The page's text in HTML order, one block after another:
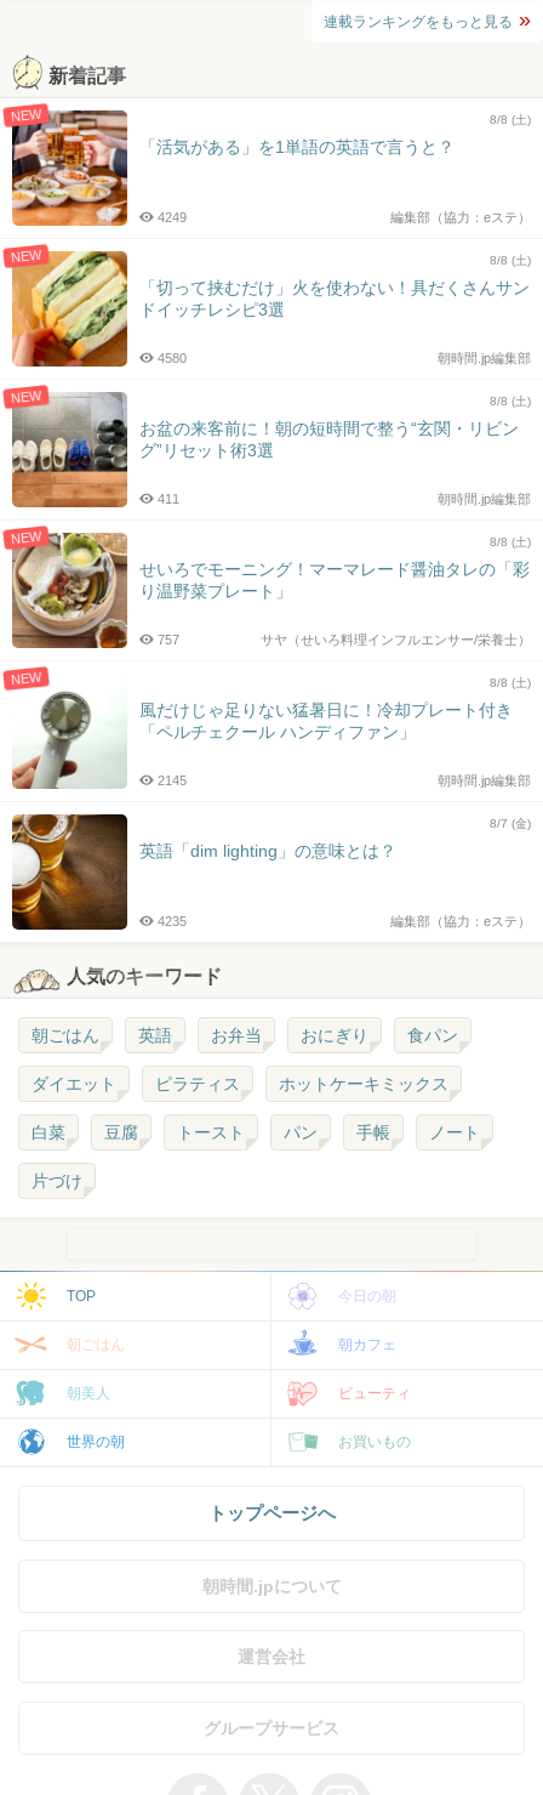
連載ランキングをもっと見る
新着記事
NEW 8/8 (土)
「活気がある」を1単語の英語で言うと？
編集部（協力：eステ）
4249
NEW 8/8 (土)
「切って挟むだけ」火を使わない！具だくさんサン
ドイッチレシピ3選
朝時間.jp編集部
4580
NEW 8/8 (土)
お盆の来客前に！朝の短時間で整う“玄関・リビン
グ”リセット術3選
朝時間.jp編集部
411
NEW 8/8 (土)
せいろでモーニング！マーマレード醤油タレの「彩
り温野菜プレート」
サヤ（せいろ料理インフルエンサー/栄養士）
757
NEW 8/8 (土)
風だけじゃ足りない猛暑日に！冷却プレート付き
「ペルチェクール ハンディファン」
朝時間.jp編集部
2145
8/7 (金)
英語「dim lighting」の意味とは？
編集部（協力：eステ）
4235
人気のキーワード
朝ごはん 英語 お弁当 おにぎり 食パン
ダイエット ピラティス ホットケーキミックス
白菜 豆腐 トースト パン 手帳 ノート
片づけ
TOP 今日の朝
朝ごはん 朝カフェ
朝美人 ビューティ
世界の朝 お買いもの
トップページへ
朝時間.jpについて
運営会社
グループサービス